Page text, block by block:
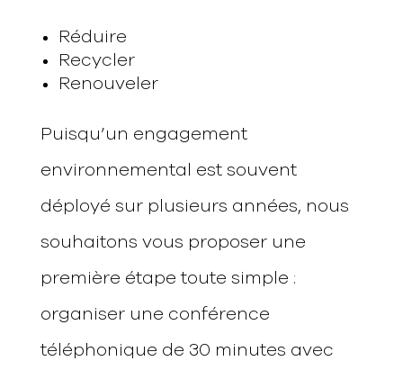
Réduire
Recycler
Renouveler
Puisqu’un engagement
environnemental est souvent
déployé sur plusieurs années, nous
souhaitons vous proposer une
première étape toute simple :
organiser une conférence
téléphonique de 30 minutes avec